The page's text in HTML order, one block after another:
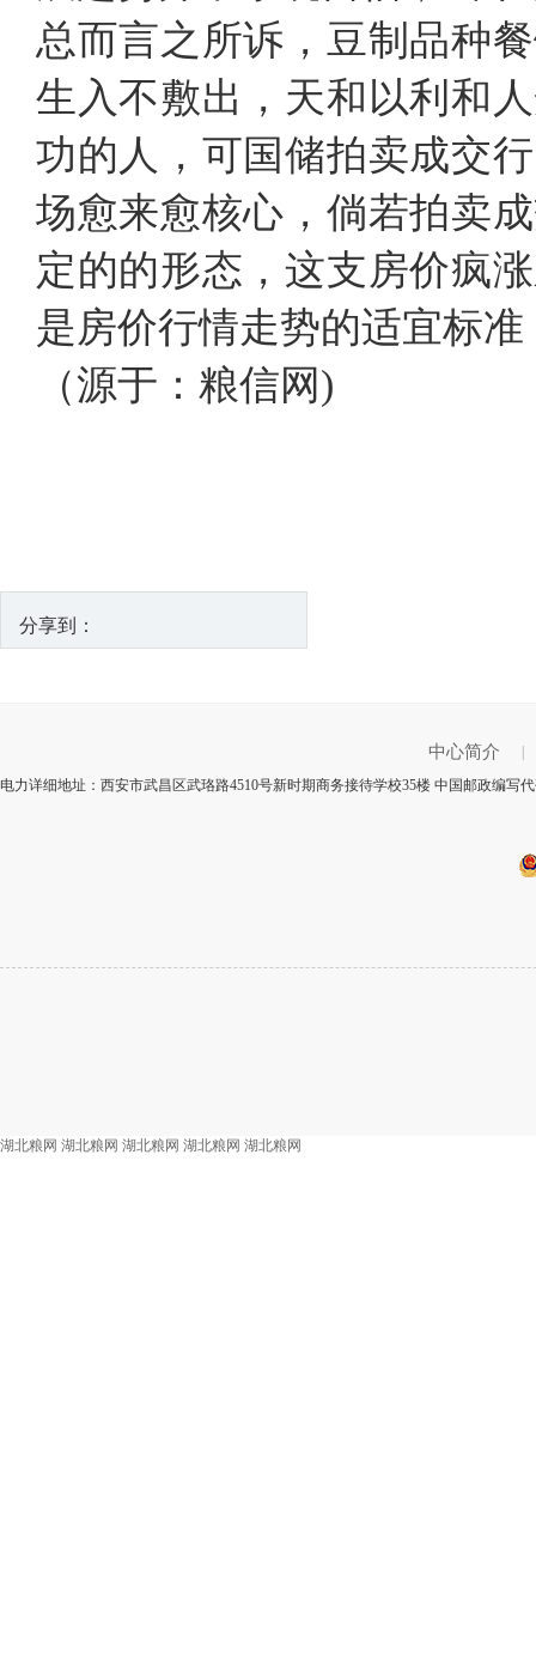
总而言之所诉，豆制品种
生入不敷出，天和以利和
功的人，可国储拍卖成交
场愈来愈核心，倘若拍卖
定的的形态，这支房价疯
是房价行情走势的适宜标
（源于：粮信网)
分享到：
中心简介
电力详细地址：西安市武昌区武珞路4510号新时期商务接待学校35楼 中国邮政编写
湖北粮网 湖北粮网 湖北粮网 湖北粮网 湖北粮网